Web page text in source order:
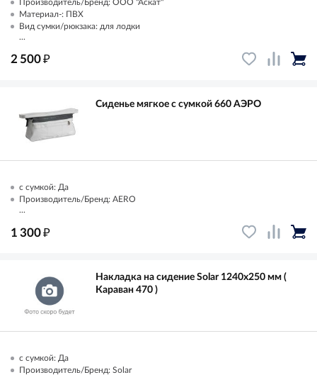
Производитель/Бренд: ООО "Аскат"
Материал-: ПВХ
Вид сумки/рюкзака: для лодки
...
2 500₽
Сиденье мягкое с сумкой 660 АЭРО
с сумкой: Да
Производитель/Бренд: AERO
...
1 300₽
Накладка на сидение Solar 1240х250 мм (
Караван 470 )
с сумкой: Да
Производитель/Бренд: Solar